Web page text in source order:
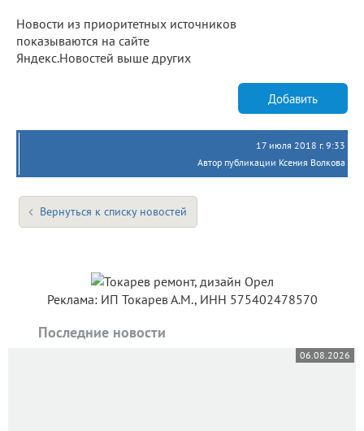
Новости из приоритетных источников
показываются на сайте
Яндекс.Новостей выше других
Добавить
17 июля 2018 г. 9:33
Автор публикации Ксения Волкова
Вернуться к списку новостей
Реклама: ИП Токарев А.М., ИНН 575402478570
Последние новости
06.08.2026